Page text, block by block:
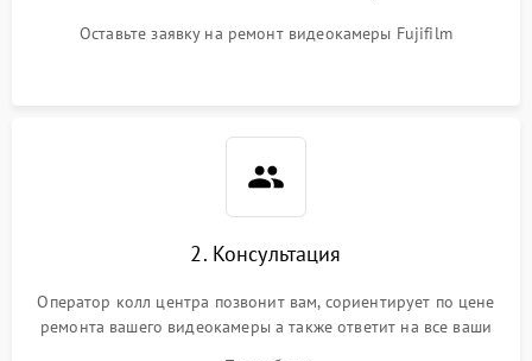
Оставьте заявку на ремонт видеокамеры Fujifilm
2. Консультация
Оператор колл центра позвонит вам, сориентирует по цене
ремонта вашего видеокамеры а также ответит на все ваши